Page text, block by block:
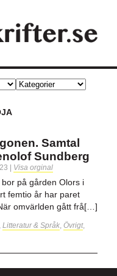
Samtal
Sundberg
| Visa orginal
på gården Olors i
femtio år har paret
omvärlden gått frå[…]
Litteratur & Språk, Övrigt,